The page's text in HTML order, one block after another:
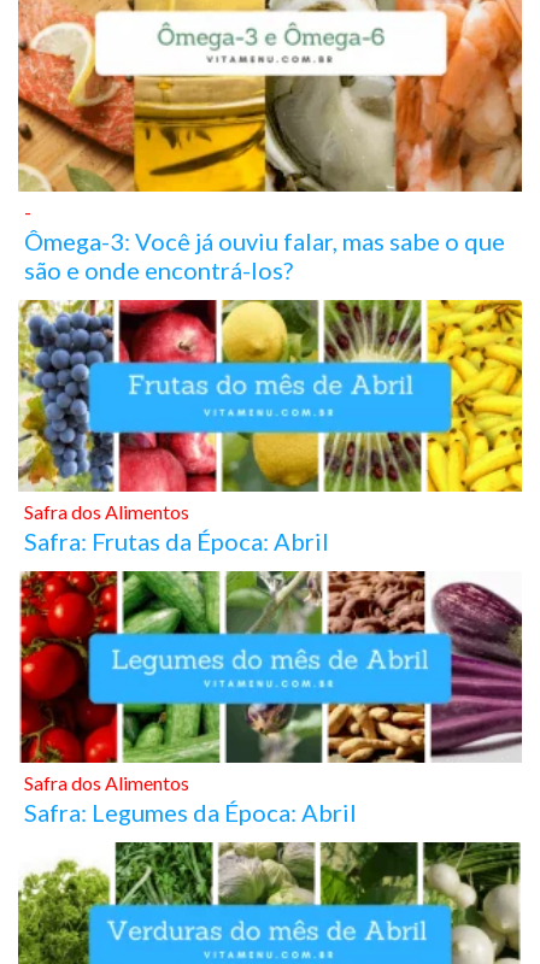
-
Ômega-3: Você já ouviu falar, mas sabe o que
são e onde encontrá-los?
Safra dos Alimentos
Safra: Frutas da Época: Abril
Safra dos Alimentos
Safra: Legumes da Época: Abril